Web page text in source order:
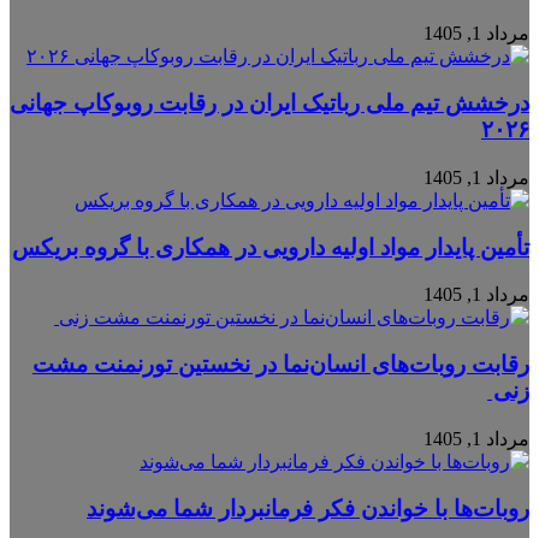
مرداد 1, 1405
درخشش تیم ملی رباتیک ایران در رقابت روبوکاپ جهانی
۲۰۲۶
مرداد 1, 1405
تأمین پایدار مواد اولیه دارویی در همکاری با گروه بریکس
مرداد 1, 1405
رقابت روبات‌های انسان‌نما در نخستین تورنمنت مشت
زنی
مرداد 1, 1405
روبات‌ها با خواندن فکر فرمانبردار شما می‌شوند